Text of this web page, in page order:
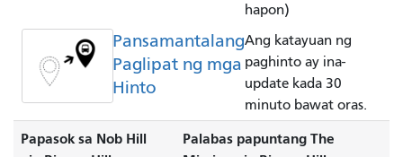
hapon)
Pansamantalang
Paglipat ng mga
Hinto
Ang katayuan ng
paghinto ay ina-
update kada 30
minuto bawat oras.
Papasok sa Nob Hill
Palabas papuntang The